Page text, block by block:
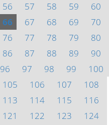
56 57 58 59
60
66 67 68 69
70
76 77 78 79
80
86 87 88 89
90
96 97 98 99
100
105 106 107
108
113 114 115
116
121 122 123
124